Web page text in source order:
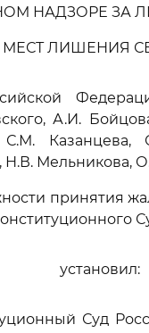
НАДЗОРЕ
МЕСТ ЛИШЕНИЯ
А.И.
Казанцева,
Мельникова,
принятия
установил:
Суд